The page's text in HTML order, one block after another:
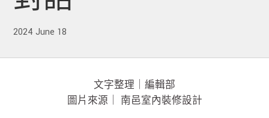
2024 June 18
文字整理｜編輯部
圖片來源｜ 南邑室內裝修設計